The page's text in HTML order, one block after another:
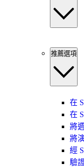
推薦選項
在
在
將
將
經
驗